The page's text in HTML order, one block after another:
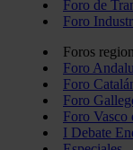
Foro de
Foro
Foros
Foro
Foro
Foro
Foro Vasco
I Debate